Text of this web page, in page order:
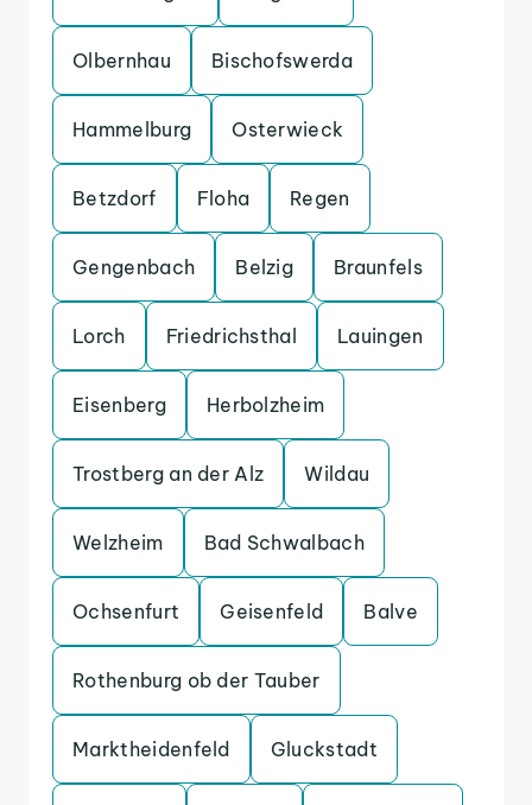
Olbernhau Bischofswerda
Hammelburg Osterwieck
Betzdorf Floha Regen
Gengenbach Belzig Braunfels
Lorch Friedrichsthal Lauingen
Eisenberg Herbolzheim
Trostberg an der Alz Wildau
Welzheim Bad Schwalbach
Ochsenfurt Geisenfeld Balve
Rothenburg ob der Tauber
Marktheidenfeld Gluckstadt